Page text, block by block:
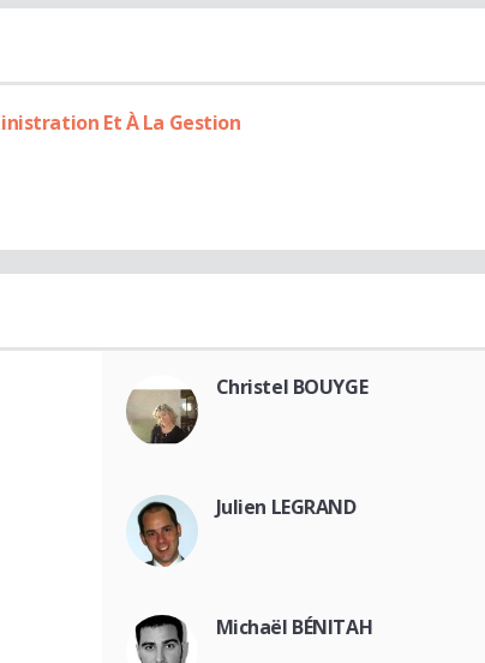
Et À La Gestion
Christel BOUYGE
Julien LEGRAND
Michaël BÉNITAH